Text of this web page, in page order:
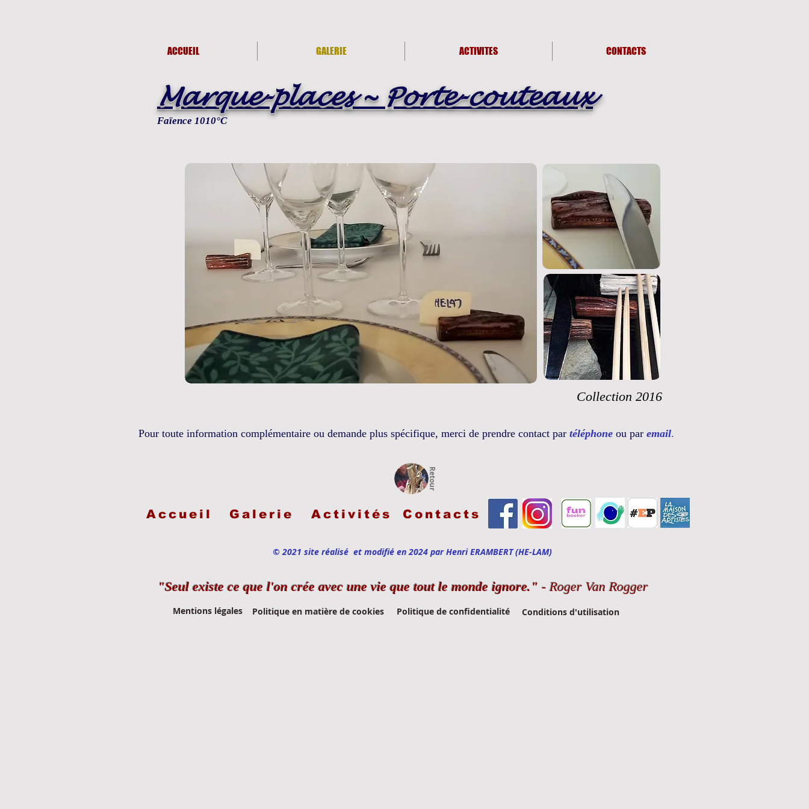
ACCUEIL GALERIE ACTIVITES CONTACTS
Marque-places ~ Porte-couteaux
Faïence 1010°C
Collection 2016
Pour toute information complémentaire ou demande plus spécifique, merci de prendre contact par téléphone ou par email.
Retour
Accueil Galerie Activités Contacts
© 2021 site réalisé et modifié en 2024 par Henri ERAMBERT (HE-LAM)
"Seul existe ce que l'on crée avec une vie que tout le monde ignore." - Roger Van Rogger
Politique en matière de cookies
Mentions légales Politique de confidentialité Conditions d'utilisation